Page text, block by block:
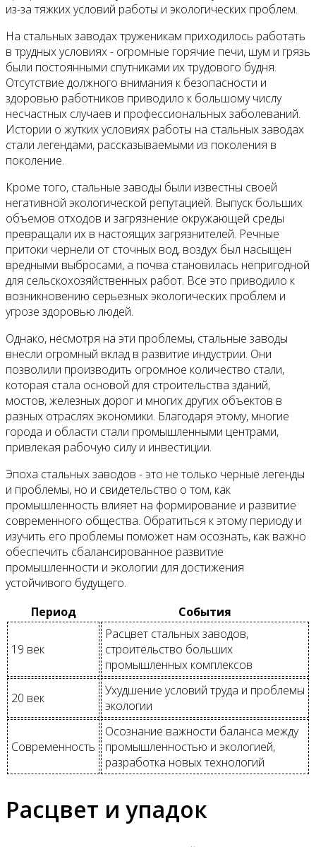
из-за тяжких условий работы и экологических проблем.
На стальных заводах труженикам приходилось работать
в трудных условиях - огромные горячие печи, шум и грязь
были постоянными спутниками их трудового будня.
Отсутствие должного внимания к безопасности и
здоровью работников приводило к большому числу
несчастных случаев и профессиональных заболеваний.
Истории о жутких условиях работы на стальных заводах
стали легендами, рассказываемыми из поколения в
поколение.
Кроме того, стальные заводы были известны своей
негативной экологической репутацией. Выпуск больших
объемов отходов и загрязнение окружающей среды
превращали их в настоящих загрязнителей. Речные
притоки чернели от сточных вод, воздух был насыщен
вредными выбросами, а почва становилась непригодной
для сельскохозяйственных работ. Все это приводило к
возникновению серьезных экологических проблем и
угрозе здоровью людей.
Однако, несмотря на эти проблемы, стальные заводы
внесли огромный вклад в развитие индустрии. Они
позволили производить огромное количество стали,
которая стала основой для строительства зданий,
мостов, железных дорог и многих других объектов в
разных отраслях экономики. Благодаря этому, многие
города и области стали промышленными центрами,
привлекая рабочую силу и инвестиции.
Эпоха стальных заводов - это не только черные легенды
и проблемы, но и свидетельство о том, как
промышленность влияет на формирование и развитие
современного общества. Обратиться к этому периоду и
изучить его проблемы поможет нам осознать, как важно
обеспечить сбалансированное развитие
промышленности и экологии для достижения
устойчивого будущего.
Период
События
19 век
Расцвет стальных заводов,
строительство больших
промышленных комплексов
20 век
Ухудшение условий труда и проблемы
экологии
Современность
Осознание важности баланса между
промышленностью и экологией,
разработка новых технологий
Расцвет и упадок